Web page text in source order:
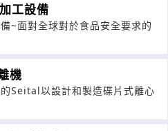
工設備
~面對全球對於食品安全要求的
機
Seital以設計和製造碟片式離心